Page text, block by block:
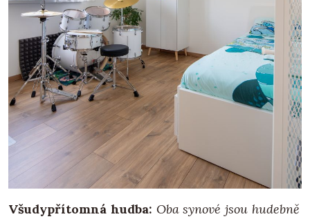
Všudypřítomná hudba: Oba synové jsou hudebně